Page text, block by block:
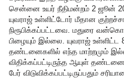
சென்னை உயர் நீதிமன்றம் 2 ஜூன்
யுவராஜ் உள்ளிட்டோர் மீதான
நிரூபிக்கப்பட்டவை. மதுரை
பிழையும் இல்லை. யுவராஜ் உள்ளிட்ட
தண்டனைகளில் எந்த மாற்றமும் இல்லை.
விதிக்கப்பட்டிருந்த ஆயுள்
பேர் விடுவிக்கப்பட்டிருப்பதும்